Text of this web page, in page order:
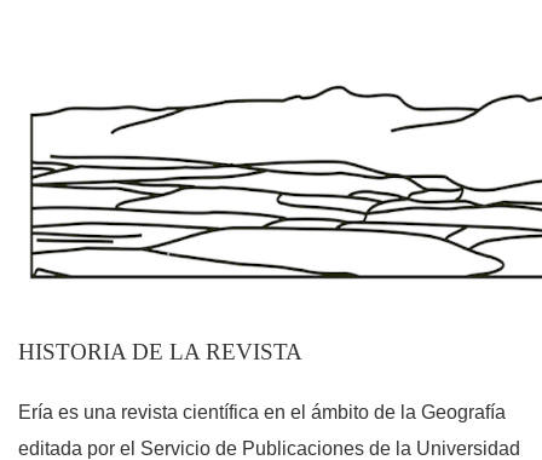
HISTORIA DE LA REVISTA
Ería es una revista científica en el ámbito de la Geografía
editada por el Servicio de Publicaciones de la Universidad